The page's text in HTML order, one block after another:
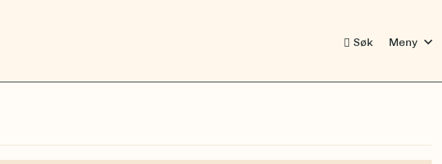
Søk Meny expand_more